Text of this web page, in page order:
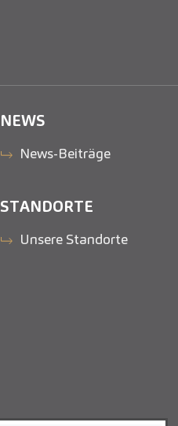
NEWS
News-Beiträge
STANDORTE
Unsere Standorte